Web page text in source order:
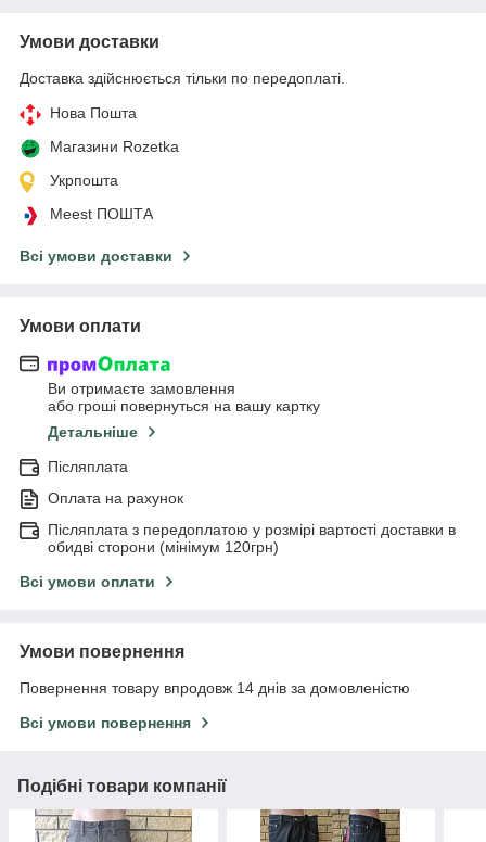
Умови доставки
Доставка здійснюється тільки по передоплаті.
Нова Пошта
Магазини Rozetka
Укрпошта
Meest ПОШТА
Всі умови доставки
Умови оплати
Ви отримаєте замовлення
або гроші повернуться на вашу картку
Детальніше
Післяплата
Оплата на рахунок
Післяплата з передоплатою у розмірі вартості доставки в
обидві сторони (мінімум 120грн)
Всі умови оплати
Умови повернення
Повернення товару впродовж 14 днів за домовленістю
Всі умови повернення
Подібні товари компанії